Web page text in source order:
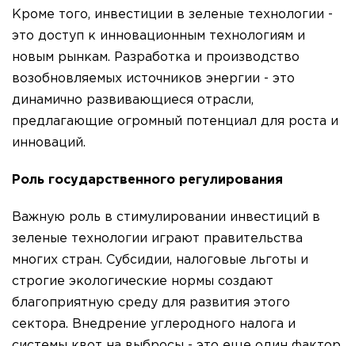
Кроме того, инвестиции в зеленые технологии -
это доступ к инновационным технологиям и
новым рынкам. Разработка и производство
возобновляемых источников энергии - это
динамично развивающиеся отрасли,
предлагающие огромный потенциал для роста и
инноваций.
Роль государственного регулирования
Важную роль в стимулировании инвестиций в
зеленые технологии играют правительства
многих стран. Субсидии, налоговые льготы и
строгие экологические нормы создают
благоприятную среду для развития этого
сектора. Внедрение углеродного налога и